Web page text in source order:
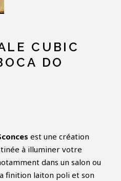
CUBIC
DO
est une création
à illuminer votre
dans un salon ou
finition laiton poli et son